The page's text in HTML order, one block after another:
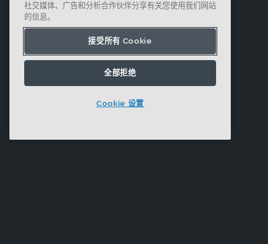
社交媒体、广告和分析合作伙伴分享有关您使用我们网站
的信息。
接受所有 Cookie
全部拒绝
Cookie 设置